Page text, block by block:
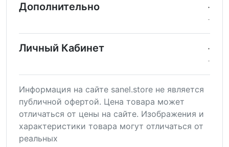
Дополнительно
Личный Кабинет
Информация на сайте sanel.store не является
публичной офертой. Цена товара может
отличаться от цены на сайте. Изображения и
характеристики товара могут отличаться от
реальных